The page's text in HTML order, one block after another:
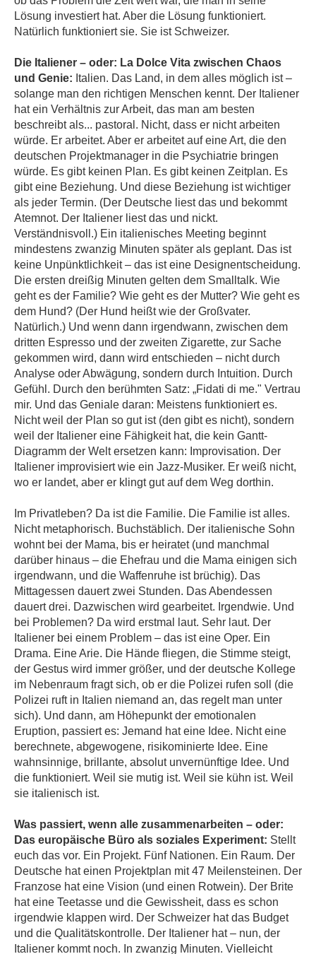
Lösung investiert hat. Aber die Lösung funktioniert.
Natürlich funktioniert sie. Sie ist Schweizer.
Die Italiener – oder: La Dolce Vita zwischen Chaos
und Genie: Italien. Das Land, in dem alles möglich ist –
solange man den richtigen Menschen kennt. Der Italiener
hat ein Verhältnis zur Arbeit, das man am besten
beschreibt als... pastoral. Nicht, dass er nicht arbeiten
würde. Er arbeitet. Aber er arbeitet auf eine Art, die den
deutschen Projektmanager in die Psychiatrie bringen
würde. Es gibt keinen Plan. Es gibt keinen Zeitplan. Es
gibt eine Beziehung. Und diese Beziehung ist wichtiger
als jeder Termin. (Der Deutsche liest das und bekommt
Atemnot. Der Italiener liest das und nickt.
Verständnisvoll.) Ein italienisches Meeting beginnt
mindestens zwanzig Minuten später als geplant. Das ist
keine Unpünktlichkeit – das ist eine Designentscheidung.
Die ersten dreißig Minuten gelten dem Smalltalk. Wie
geht es der Familie? Wie geht es der Mutter? Wie geht es
dem Hund? (Der Hund heißt wie der Großvater.
Natürlich.) Und wenn dann irgendwann, zwischen dem
dritten Espresso und der zweiten Zigarette, zur Sache
gekommen wird, dann wird entschieden – nicht durch
Analyse oder Abwägung, sondern durch Intuition. Durch
Gefühl. Durch den berühmten Satz: „Fidati di me." Vertrau
mir. Und das Geniale daran: Meistens funktioniert es.
Nicht weil der Plan so gut ist (den gibt es nicht), sondern
weil der Italiener eine Fähigkeit hat, die kein Gantt-
Diagramm der Welt ersetzen kann: Improvisation. Der
Italiener improvisiert wie ein Jazz-Musiker. Er weiß nicht,
wo er landet, aber er klingt gut auf dem Weg dorthin.
Im Privatleben? Da ist die Familie. Die Familie ist alles.
Nicht metaphorisch. Buchstäblich. Der italienische Sohn
wohnt bei der Mama, bis er heiratet (und manchmal
darüber hinaus – die Ehefrau und die Mama einigen sich
irgendwann, und die Waffenruhe ist brüchig). Das
Mittagessen dauert zwei Stunden. Das Abendessen
dauert drei. Dazwischen wird gearbeitet. Irgendwie. Und
bei Problemen? Da wird erstmal laut. Sehr laut. Der
Italiener bei einem Problem – das ist eine Oper. Ein
Drama. Eine Arie. Die Hände fliegen, die Stimme steigt,
der Gestus wird immer größer, und der deutsche Kollege
im Nebenraum fragt sich, ob er die Polizei rufen soll (die
Polizei ruft in Italien niemand an, das regelt man unter
sich). Und dann, am Höhepunkt der emotionalen
Eruption, passiert es: Jemand hat eine Idee. Nicht eine
berechnete, abgewogene, risikominierte Idee. Eine
wahnsinnige, brillante, absolut unvernünftige Idee. Und
die funktioniert. Weil sie mutig ist. Weil sie kühn ist. Weil
sie italienisch ist.
Was passiert, wenn alle zusammenarbeiten – oder:
Das europäische Büro als soziales Experiment: Stellt
euch das vor. Ein Projekt. Fünf Nationen. Ein Raum. Der
Deutsche hat einen Projektplan mit 47 Meilensteinen. Der
Franzose hat eine Vision (und einen Rotwein). Der Brite
hat eine Teetasse und die Gewissheit, dass es schon
irgendwie klappen wird. Der Schweizer hat das Budget
und die Qualitätskontrolle. Der Italiener hat – nun, der
Italiener kommt noch. In zwanzig Minuten. Vielleicht